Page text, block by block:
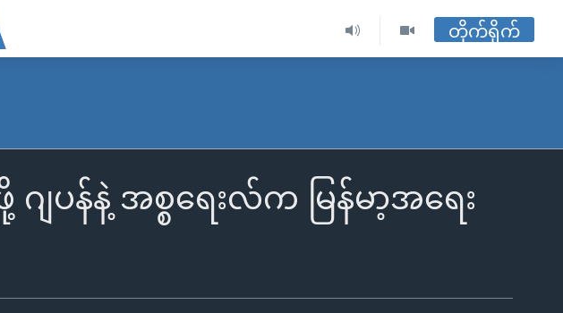
တိုက်ရိုက်
န်နဲ့ အစ္စရေးလ်က မြန်မာ့အရေး